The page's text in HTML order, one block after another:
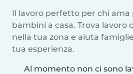
Il lavoro perfetto per chi ama
bambini a casa. Trova lavoro
nella tua zona e aiuta
tua esperienza.
Al momento non ci sono